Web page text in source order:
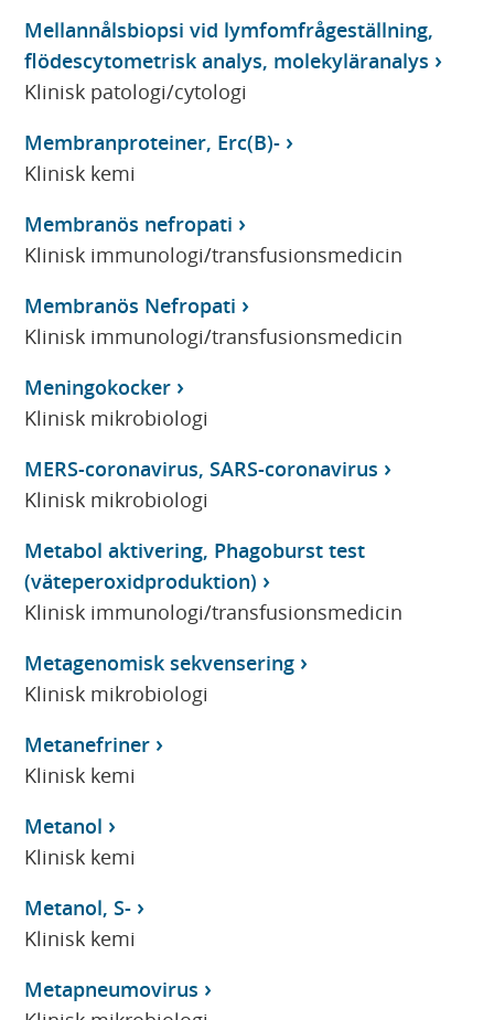
Mellannålsbiopsi vid lymfomfrågeställning,
flödescytometrisk analys, molekyläranalys
Klinisk patologi/cytologi
Membranproteiner, Erc(B)-
Klinisk kemi
Membranös nefropati
Klinisk immunologi/transfusionsmedicin
Membranös Nefropati
Klinisk immunologi/transfusionsmedicin
Meningokocker
Klinisk mikrobiologi
MERS-coronavirus, SARS-coronavirus
Klinisk mikrobiologi
Metabol aktivering, Phagoburst test
(väteperoxidproduktion)
Klinisk immunologi/transfusionsmedicin
Metagenomisk sekvensering
Klinisk mikrobiologi
Metanefriner
Klinisk kemi
Metanol
Klinisk kemi
Metanol, S-
Klinisk kemi
Metapneumovirus